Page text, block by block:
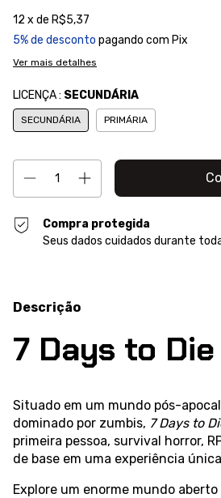
12 x de R$5,37
5% de desconto pagando com Pix
Ver mais detalhes
LICENÇA : SECUNDÁRIA
SECUNDÁRIA PRIMÁRIA
Compra protegida
Seus dados cuidados durante
Descrição
7 Days to
Situado em um mundo pós-
dominado por zumbis, 7 Days to
primeira pessoa, survival horror,
de base em uma experiência
Explore um enorme mundo